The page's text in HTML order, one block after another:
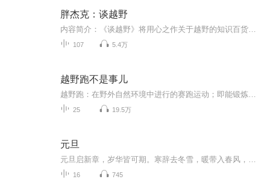
胖杰克：谈越野
107 5.4万
越野跑不是事儿
25 19.5万
元旦
16 745